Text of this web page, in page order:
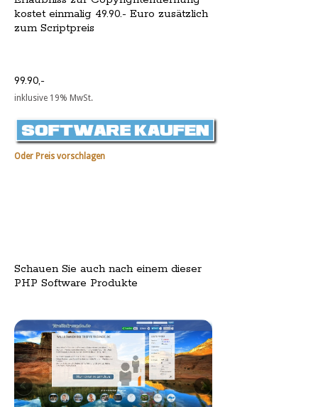
kostet einmalig 49.90.- Euro zusätzlich
zum Scriptpreis
99.90,-
inklusive 19% MwSt.
Oder Preis vorschlagen
Schauen Sie auch nach einem dieser
PHP Software Produkte